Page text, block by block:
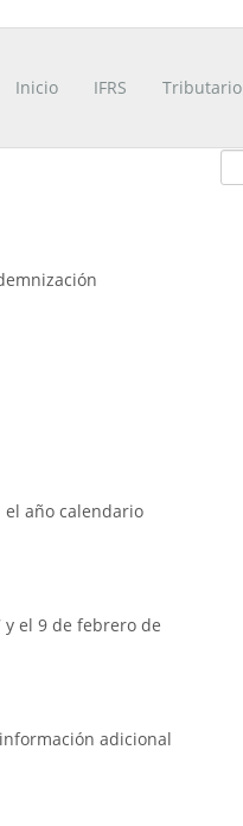
Inicio IFRS Tributario
año calendario
el 9 de febrero de
adicional